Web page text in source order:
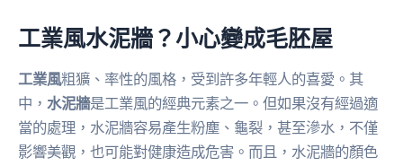
工業風水泥牆？小心變成毛胚屋
工業風粗獷、率性的風格，受到許多年輕人的喜愛。其
中， 水泥牆是工業風的經典元素之一。但如果沒有經過適
當的處理，水泥牆容易產生粉塵、龜裂，甚至滲水，不僅
影響美觀，也可能對健康造成危害。而且，水泥牆的顏色